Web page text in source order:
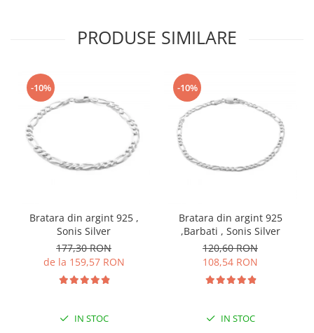
PRODUSE SIMILARE
-10%
Bratara din argint 925 ,
Sonis Silver
177,30 RON
de la 159,57 RON
IN STOC
-10%
Bratara din argint 925
,Barbati , Sonis Silver
120,60 RON
108,54 RON
IN STOC